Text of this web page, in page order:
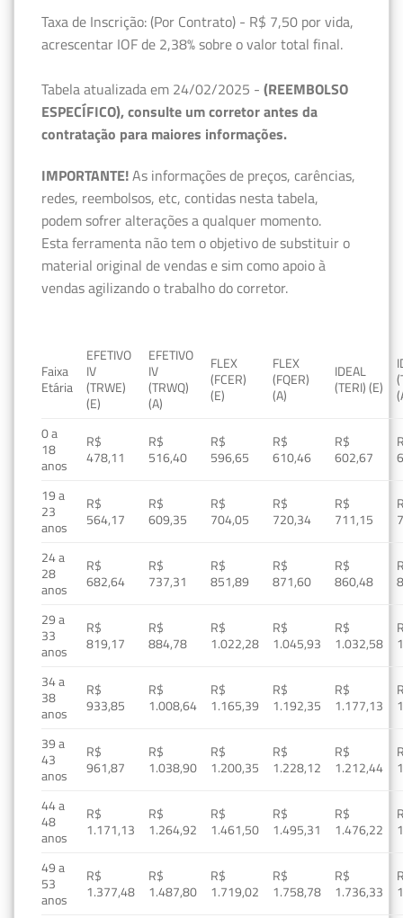
Taxa de Inscrição: (Por Contrato) - R$ 7,50 por vida,
acrescentar IOF de 2,38% sobre o valor total final.
Tabela atualizada em 24/02/2025 - (REEMBOLSO
ESPECÍFICO), consulte um corretor antes da
contratação para maiores informações.
IMPORTANTE!As informações de preços, carências,
redes, reembolsos, etc, contidas nesta tabela,
podem sofrer alterações a qualquer momento.
Esta ferramenta não tem o objetivo de substituir o
material original de vendas e sim como apoio à
vendas agilizando o trabalho do corretor.
Faixa
Etária
EFETIVO
IV
(TRWE)
(E)
EFETIVO
IV
(TRWQ)
(A)
FLEX
(FCER)
(E)
FLEX
(FQER)
(A)
IDEAL
(TERI) (E)
0 a
18
anos
R$
478,11
R$
516,40
R$
596,65
R$
610,46
R$
602,67
19 a
23
anos
R$
564,17
R$
609,35
R$
704,05
R$
720,34
R$
711,15
24 a
28
anos
R$
682,64
R$
737,31
R$
851,89
R$
871,60
R$
860,48
29 a
33
anos
R$
819,17
R$
884,78
R$
1.022,28
R$
1.045,93
R$
1.032,58
34 a
38
anos
R$
933,85
R$
1.008,64
R$
1.165,39
R$
1.192,35
R$
1.177,13
39 a
43
anos
R$
961,87
R$
1.038,90
R$
1.200,35
R$
1.228,12
R$
1.212,44
44 a
48
anos
R$
1.171,13
R$
1.264,92
R$
1.461,50
R$
1.495,31
R$
1.476,22
49 a
53
anos
R$
1.377,48
R$
1.487,80
R$
1.719,02
R$
1.758,78
R$
1.736,33